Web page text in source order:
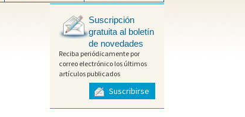
Suscripción
gratuita al boletín
de novedades
Reciba periódicamente por
correo electrónico los últimos
artículos publicados
Suscribirse